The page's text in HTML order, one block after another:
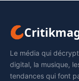
Le média qui
digital, la musique,
tendances qui font